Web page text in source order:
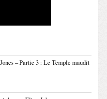
– Partie 3 : Le Temple maudit